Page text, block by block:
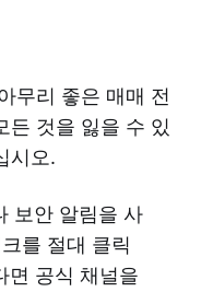
무리 좋은 매매 전
든 것을 잃을 수 있
시오.
보안 알림을 사
를 절대 클릭
면 공식 채널을